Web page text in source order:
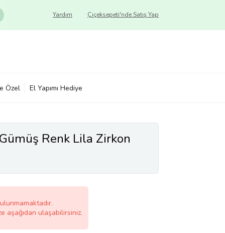
Çiçeksepeti'nde Satış Yap
Yardım
Özel El Yapımı Hediye
Renk Lila Zirkon
aşağıdan ulaşabilirsiniz.